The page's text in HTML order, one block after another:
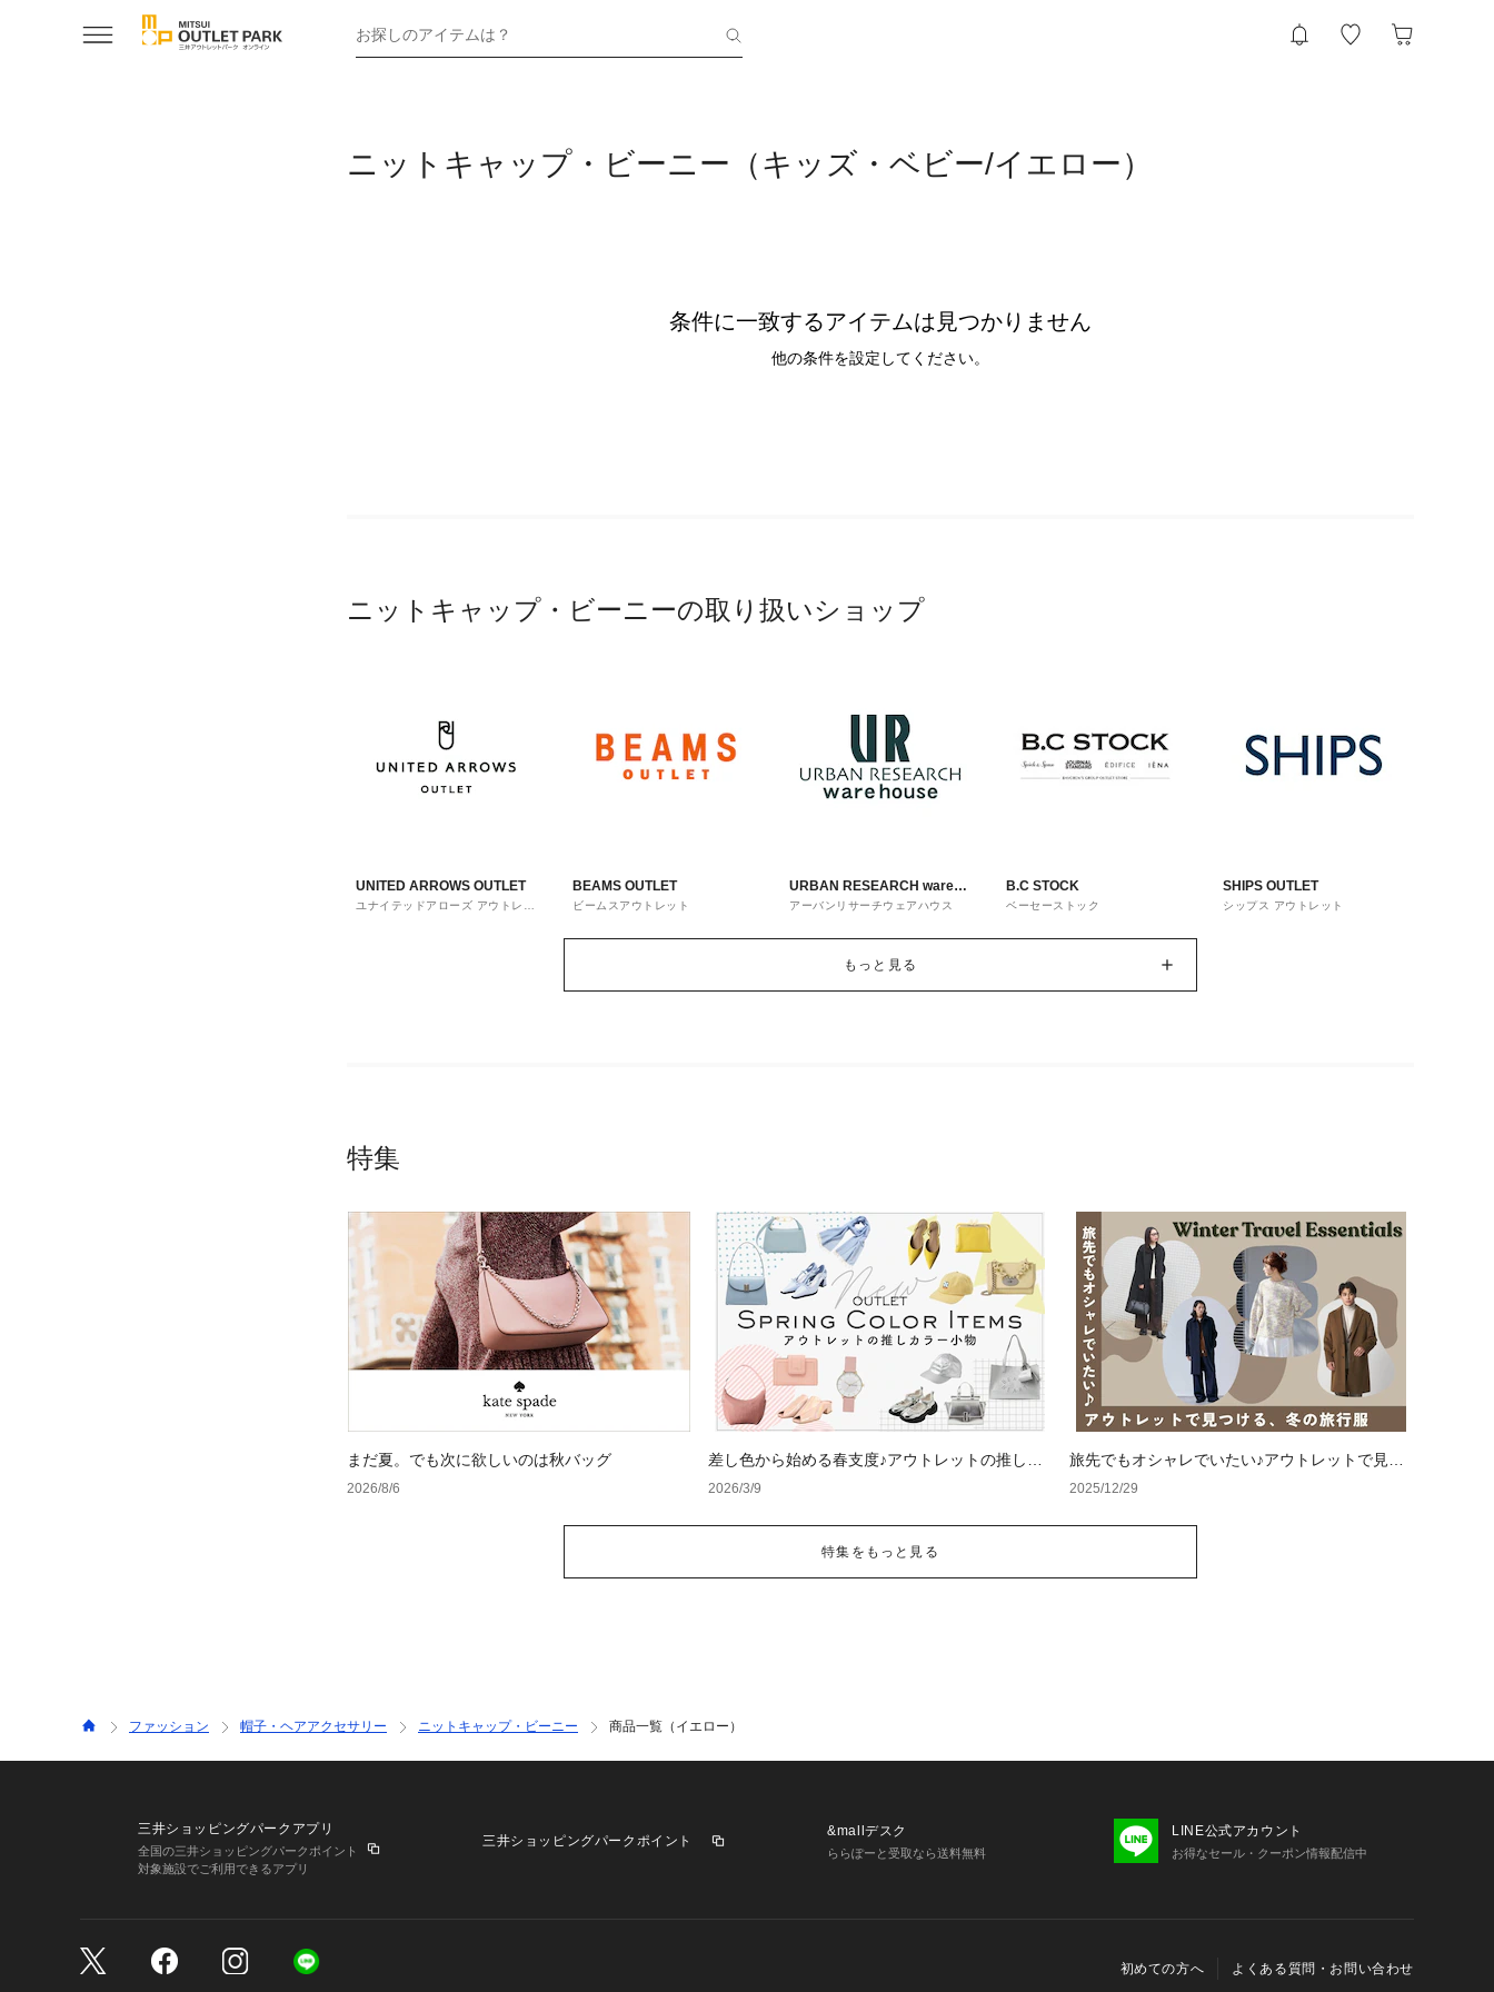
お探しのアイテムは？
ニットキャップ・ビーニー（キッズ・ベビー/イエロー）
条件に一致するアイテムは見つかりません
他の条件を設定してください。
ニットキャップ・ビーニーの取り扱いショップ
UNITED ARROWS OUTLET
ユナイテッドアローズ アウトレッ
BEAMS OUTLET
ビームスアウトレット
URBAN RESEARCH ware
house
アーバンリサーチウェアハウス
B.C STOCK
ベーセーストック
SHIPS OUTLET
シップス アウトレット
もっと見る
特集
まだ夏。でも次に欲しいのは秋バッグ
2026/8/6
差し色から始める春支度♪アウトレットの推しカ
ラー小物
2026/3/9
旅先でもオシャレでいたい♪アウトレットで見つ
ける、冬の旅行服
2025/12/29
特集をもっと見る
ファッション 帽子・ヘアアクセサリー ニットキャップ・ビーニー 商品一覧（イエロー）
三井ショッピングパークアプリ
全国の三井ショッピングパークポイント
対象施設でご利用できるアプリ
三井ショッピングパークポイント
&mallデスク
ららぽーと受取なら送料無料
LINE公式アカウント
お得なセール・クーポン情報配信中
初めての方へ よくある質問・お問い合わせ